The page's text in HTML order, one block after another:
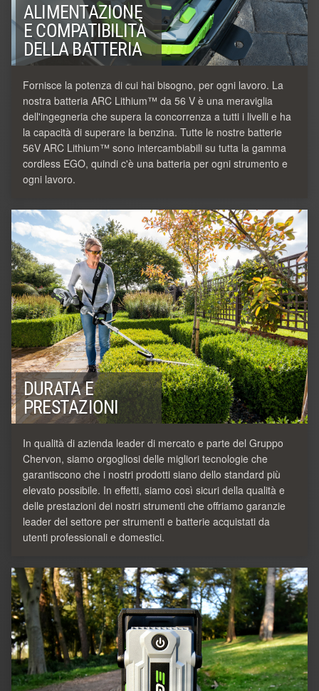
ALIMENTAZIONE
E COMPATIBILITÀ
DELLA BATTERIA
Fornisce la potenza di cui hai bisogno, per ogni lavoro. La
nostra batteria ARC Lithium™ da 56 V è una meraviglia
dell'ingegneria che supera la concorrenza a tutti i livelli e ha
la capacità di superare la benzina. Tutte le nostre batterie
56V ARC Lithium™ sono intercambiabili su tutta la gamma
cordless EGO, quindi c'è una batteria per ogni strumento e
ogni lavoro.
DURATA E
PRESTAZIONI
In qualità di azienda leader di mercato e parte del Gruppo
Chervon, siamo orgogliosi delle migliori tecnologie che
garantiscono che i nostri prodotti siano dello standard più
elevato possibile. In effetti, siamo così sicuri della qualità e
delle prestazioni dei nostri strumenti che offriamo garanzie
leader del settore per strumenti e batterie acquistati da
utenti professionali e domestici.